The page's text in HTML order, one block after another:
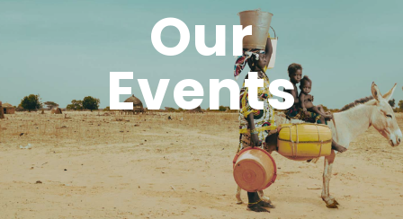
Our
Events